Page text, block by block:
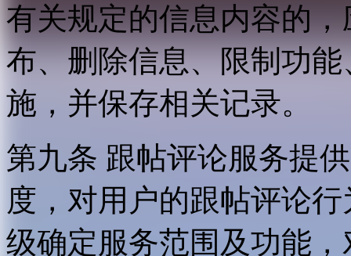
有关规定的信息内容的
布、删除信息、限制功
施，并保存相关记录。
第九条 跟帖评论服务提
度，对用户的跟帖评论
级确定服务范围及功能